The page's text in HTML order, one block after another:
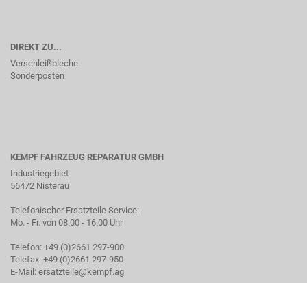
DIREKT ZU...
Verschleißbleche
Sonderposten
KEMPF FAHRZEUG REPARATUR GMBH
Industriegebiet
56472 Nisterau
Telefonischer Ersatzteile Service:
Mo. - Fr. von 08:00 - 16:00 Uhr
Telefon: +49 (0)2661 297-900
Telefax: +49 (0)2661 297-950
E-Mail: ersatzteile@kempf.ag